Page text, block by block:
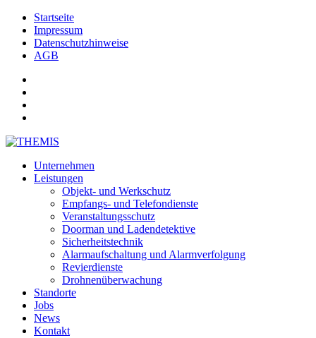
Startseite
Impressum
Datenschutzhinweise
AGB
Unternehmen
Leistungen
Objekt- und Werkschutz
Empfangs- und Telefondienste
Veranstaltungsschutz
Doorman und Ladendetektive
Sicherheitstechnik
Alarmaufschaltung und Alarmverfolgung
Revierdienste
Drohnenüberwachung
Standorte
Jobs
News
Kontakt